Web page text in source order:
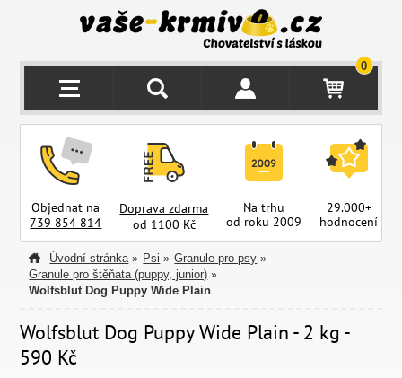
0
Objednat na
739 854 814
Doprava zdarma
od 1100 Kč
Na trhu
od roku 2009
29.000+
hodnocení
Úvodní stránka » Psi » Granule pro psy »
Granule pro štěňata (puppy, junior) »
Wolfsblut Dog Puppy Wide Plain
Wolfsblut Dog Puppy Wide Plain - 2 kg -
590 Kč